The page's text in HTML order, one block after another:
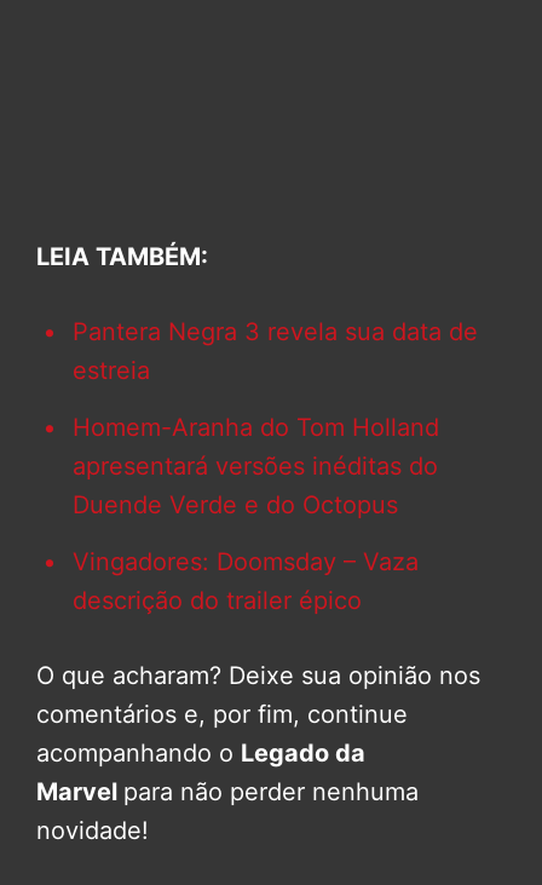
LEIA TAMBÉM:
Pantera Negra 3 revela sua data de
estreia
Homem-Aranha do Tom Holland
apresentará versões inéditas do
Duende Verde e do Octopus
Vingadores: Doomsday – Vaza
descrição do trailer épico
O que acharam? Deixe sua opinião nos
comentários e, por fim, continue
acompanhando o Legado da
Marvel para não perder nenhuma
novidade!